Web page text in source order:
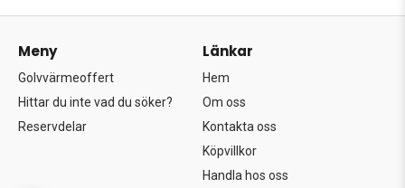
Meny
Golvvärmeoffert
Hittar du inte vad du söker?
Reservdelar
Länkar
Hem
Om oss
Kontakta oss
Köpvillkor
Handla hos oss